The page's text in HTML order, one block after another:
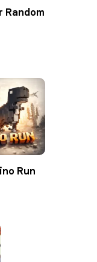
Random
Run